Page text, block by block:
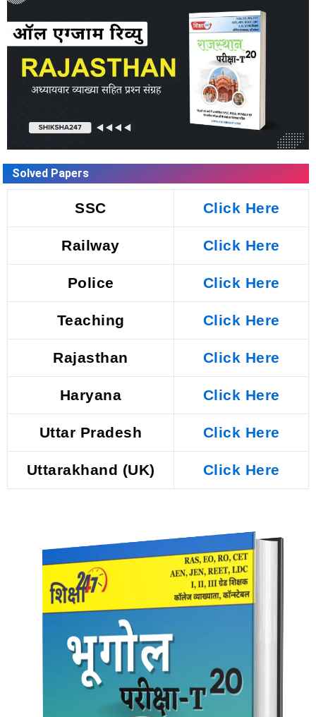
Solved Papers
SSC Click Here
Railway Click Here
Police Click Here
Teaching Click Here
Rajasthan Click Here
Haryana Click Here
Uttar Pradesh Click Here
Uttarakhand (UK) Click Here